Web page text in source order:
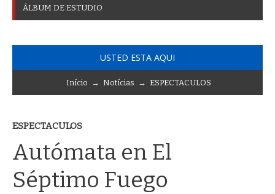
ÁLBUM DE ESTUDIO
USTED ESTA AQUI
Início → Notícias → ESPECTACULOS
ESPECTACULOS
Autómata en El
Séptimo Fuego